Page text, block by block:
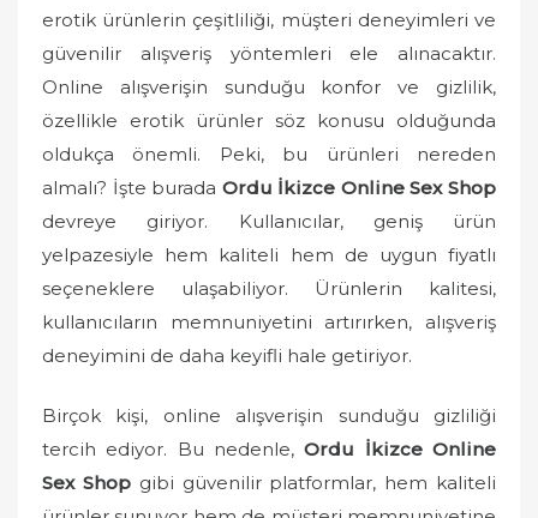
d
n
erotik ürünlerin çeşitliliği, müşteri deneyimleri ve
güvenilir alışveriş yöntemleri ele alınacaktır.
Online alışverişin sunduğu konfor ve gizlilik,
özellikle erotik ürünler söz konusu olduğunda
oldukça önemli. Peki, bu ürünleri nereden
almalı? İşte burada Ordu İkizce Online Sex Shop
devreye giriyor. Kullanıcılar, geniş ürün
yelpazesiyle hem kaliteli hem de uygun fiyatlı
seçeneklere ulaşabiliyor. Ürünlerin kalitesi,
kullanıcıların memnuniyetini artırırken, alışveriş
deneyimini de daha keyifli hale getiriyor.
Birçok kişi, online alışverişin sunduğu gizliliği
tercih ediyor. Bu nedenle,Ordu İkizce Online
Sex Shopgibi güvenilir platformlar, hem kaliteli